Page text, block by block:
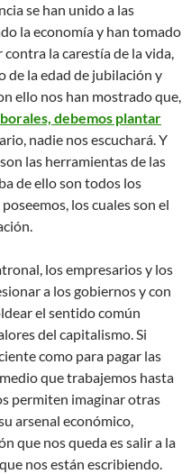
se han unido a las
la economía y han tomado
la carestía de la vida,
de la edad de jubilación y
ello nos han mostrado que,
debemos plantar
nadie nos escuchará. Y
las herramientas de las
de ello son todos los
los cuales son el
los empresarios y los
a los gobiernos y con
el sentido común
del capitalismo. Si
como para pagar las
que trabajemos hasta
permiten imaginar otras
arsenal económico,
que nos queda es salir a la
nos están escribiendo.